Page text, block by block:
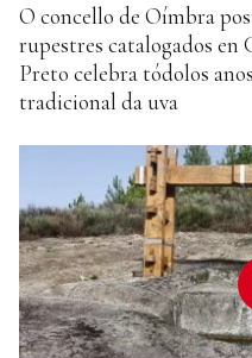
O concello de Oímbra
rupestres catalogados en
Preto celebra tódolos
tradicional da uva